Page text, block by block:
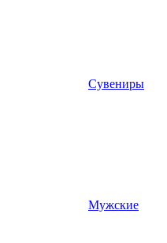
Сувениры
Мужские